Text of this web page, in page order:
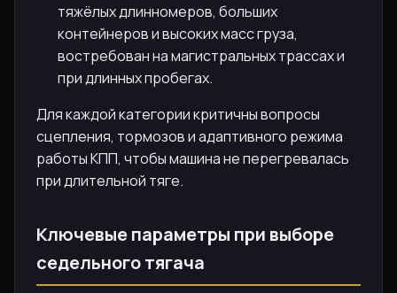
тяжёлых длинномеров, больших
контейнеров и высоких масс груза,
востребован на магистральных трассах и
при длинных пробегах.
Для каждой категории критичны вопросы
сцепления, тормозов и адаптивного режима
работы КПП, чтобы машина не перегревалась
при длительной тяге.
Ключевые параметры при выборе
седельного тягача